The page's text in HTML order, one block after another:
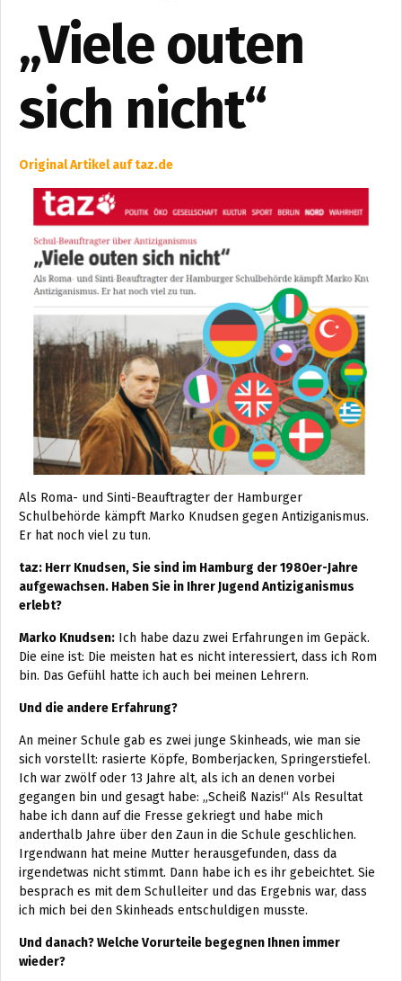
„Viele outen
sich nicht“
Original Artikel auf taz.de
Als Roma- und Sinti-Beauftragter der Hamburger
Schulbehörde kämpft Marko Knudsen gegen Antiziganismus.
Er hat noch viel zu tun.
taz: Herr Knudsen, Sie sind im Hamburg der 1980er-Jahre
aufgewachsen. Haben Sie in Ihrer Jugend Antiziganismus
erlebt?
Marko Knudsen: Ich habe dazu zwei Erfahrungen im Gepäck.
Die eine ist: Die meisten hat es nicht interessiert, dass ich Rom
bin. Das Gefühl hatte ich auch bei meinen Lehrern.
Und die andere Erfahrung?
An meiner Schule gab es zwei junge Skinheads, wie man sie
sich vorstellt: rasierte Köpfe, Bomberjacken, Springerstiefel.
Ich war zwölf oder 13 Jahre alt, als ich an denen vorbei
gegangen bin und gesagt habe: „Scheiß Nazis!“ Als Resultat
habe ich dann auf die Fresse gekriegt und habe mich
anderthalb Jahre über den Zaun in die Schule geschlichen.
Irgendwann hat meine Mutter herausgefunden, dass da
irgendetwas nicht stimmt. Dann habe ich es ihr gebeichtet. Sie
besprach es mit dem Schulleiter und das Ergebnis war, dass
ich mich bei den Skinheads entschuldigen musste.
Und danach? Welche Vorurteile begegnen Ihnen immer
wieder?